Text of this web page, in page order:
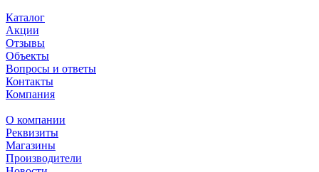
Каталог
Акции
Отзывы
Объекты
Вопросы и ответы
Контакты
Компания
О компании
Реквизиты
Магазины
Производители